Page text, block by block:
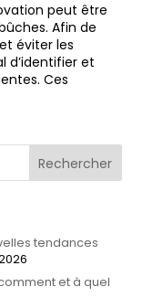
peut être
Afin de
éviter les
d’identifier et
Ces
tendances
et à quel